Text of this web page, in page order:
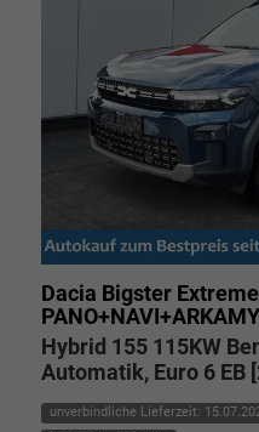
Dacia Bigster Extreme
Hybrid 155 115KW
Automatik, Euro 6 EB
unverbindliche Lieferzeit: